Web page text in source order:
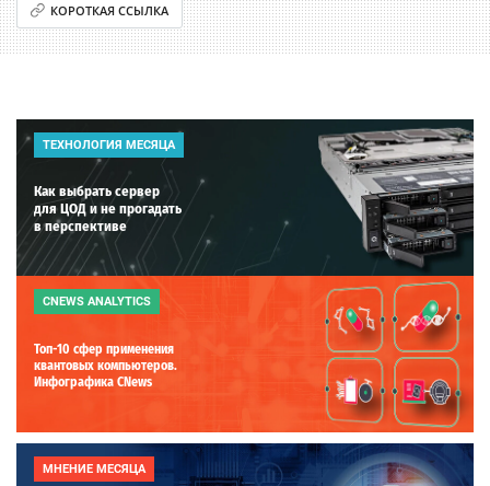
КОРОТКАЯ ССЫЛКА
ТЕХНОЛОГИЯ МЕСЯЦА
Как выбрать сервер
для ЦОД и не прогадать
в перспективе
CNEWS ANALYTICS
Топ-10 сфер применения
квантовых компьютеров.
Инфографика CNews
МНЕНИЕ МЕСЯЦА